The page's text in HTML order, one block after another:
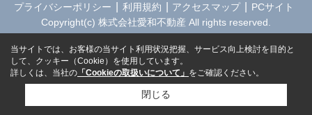
プライバシーポリシー 利用規約 アクセスマップ
PCサイト
Copyright(c) 株式会社愛和不動産 All rights reserved.
当サイトでは、お客様の当サイト利用状況把握、サービス向上検討を目的と
して、クッキー（Cookie）を使用しています。
詳しくは、当社の 「Cookieの取扱いについて」 をご確認ください。
閉じる